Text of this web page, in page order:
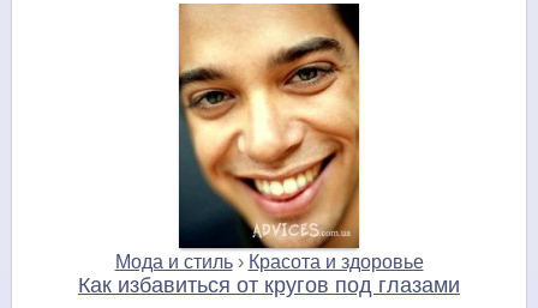
Мода и стиль› Красота и здоровье
Как избавиться от кругов под глазами